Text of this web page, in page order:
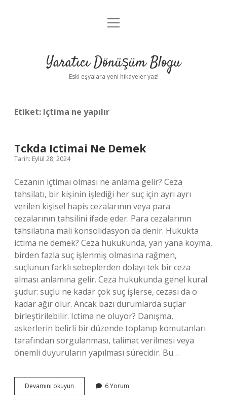
Anasayfa
Yasal Uyarı
menüyü
Yaratıcı Dönüşüm Blogu
Eski eşyalara yeni hikayeler yaz!
Etiket: Içtima ne yapılır
Tckda Ictimai Ne Demek
Tarih: Eylül 28, 2024
Cezanın içtimaı olması ne anlama gelir? Ceza
tahsilatı, bir kişinin işlediği her suç için ayrı ayrı
verilen kişisel hapis cezalarının veya para
cezalarının tahsilini ifade eder. Para cezalarının
tahsilatına mali konsolidasyon da denir. Hukukta
ictima ne demek? Ceza hukukunda, yan yana koyma,
birden fazla suç işlenmiş olmasına rağmen,
suçlunun farklı sebeplerden dolayı tek bir ceza
alması anlamına gelir. Ceza hukukunda genel kural
şudur: suçlu ne kadar çok suç işlerse, cezası da o
kadar ağır olur. Ancak bazı durumlarda suçlar
birleştirilebilir. Ictima ne oluyor? Danışma,
askerlerin belirli bir düzende toplanıp komutanları
tarafından sorgulanması, talimat verilmesi veya
önemli duyuruların yapılması sürecidir. Bu…
Devamını okuyun
Ictimai
6 Yorum